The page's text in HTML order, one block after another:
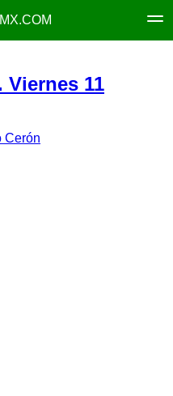
Viernes 11
Cerón